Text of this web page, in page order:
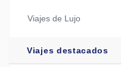
Viajes de Lujo
Viajes destacados